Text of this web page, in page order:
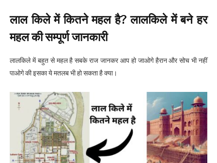
लाल किले में कितने महल है? लालकिले में बने हर
महल की सम्पूर्ण जानकारी
लालकिले में बहुत से महल है सबके राज जानकर आप हो जाओगे हैरान और सोच भी नहीं
पाओगे की इसका ये मतलब भी हो सकता है क्या।